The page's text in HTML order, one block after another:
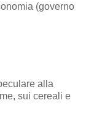
(governo
alla
sui cereali e